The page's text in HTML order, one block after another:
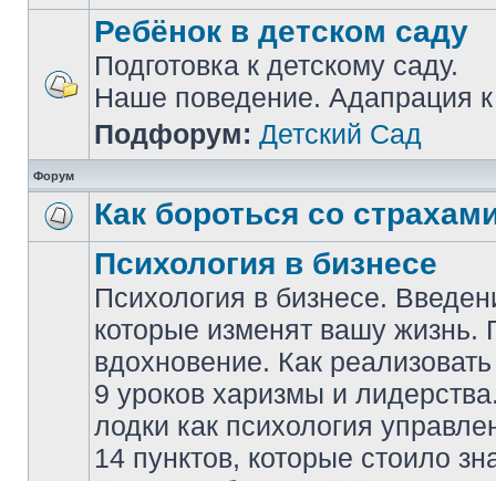
Ребёнок в детском саду
Подготовка к детскому саду.
Наше поведение. Адапрация
Подфорум: Детский Сад
Форум
Как бороться со
Психология в бизнесе
Психология в бизнесе.
которые изменят вашу жизнь.
вдохновение. Как
9 уроков харизмы и
лодки как психология
14 пунктов, которые стоило